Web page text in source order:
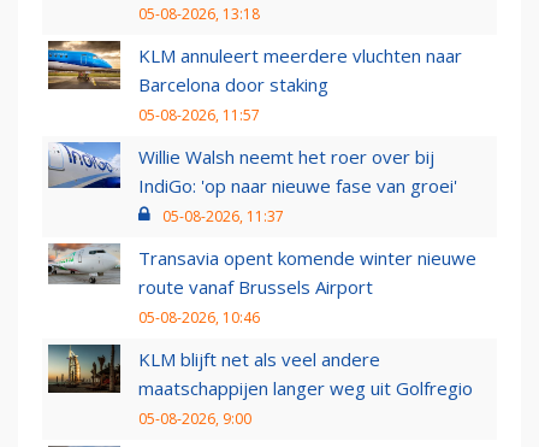
05-08-2026, 13:18
KLM annuleert meerdere vluchten naar
Barcelona door staking
05-08-2026, 11:57
Willie Walsh neemt het roer over bij
IndiGo: 'op naar nieuwe fase van groei'
05-08-2026, 11:37
Transavia opent komende winter nieuwe
route vanaf Brussels Airport
05-08-2026, 10:46
KLM blijft net als veel andere
maatschappijen langer weg uit Golfregio
05-08-2026, 9:00